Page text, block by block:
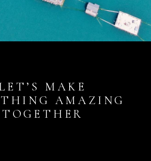
MAKE
AMAZING
TOGETHER